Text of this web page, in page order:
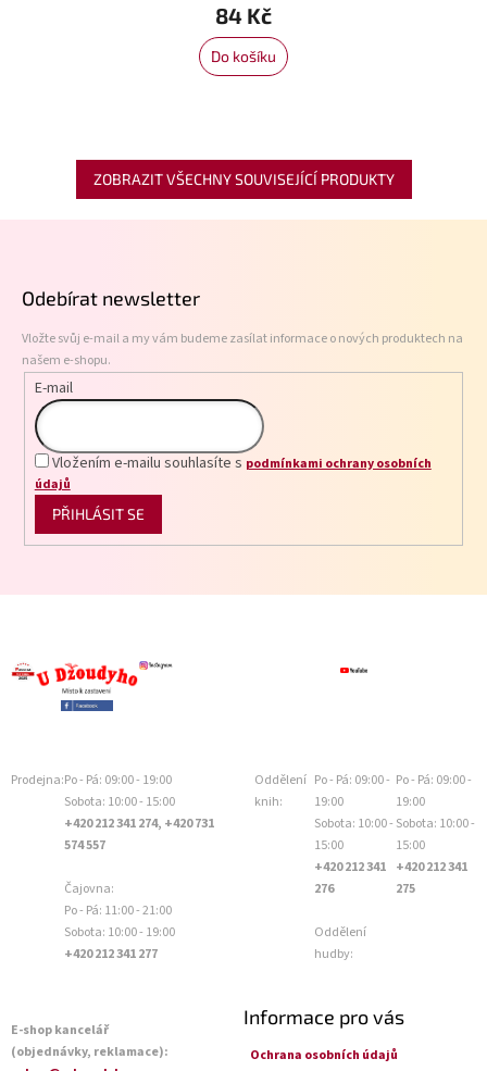
84 Kč
Do košíku
ZOBRAZIT VŠECHNY SOUVISEJÍCÍ PRODUKTY
Odebírat newsletter
Vložte svůj e-mail a my vám budeme zasílat informace o nových produktech na
našem e-shopu.
E-mail
Vložením e-mailu souhlasíte s podmínkami ochrany osobních
údajů
PŘIHLÁSIT SE
Prodejna:Po - Pá: 09:00 - 19:00
Sobota: 10:00 - 15:00
+420 212 341 274, +420 731
574 557
Čajovna:
Po - Pá: 11:00 - 21:00
Sobota: 10:00 - 19:00
+420 212 341 277
Oddělení
knih:
Po - Pá: 09:00 -
19:00
Sobota: 10:00 -
15:00
+420 212 341
276
Oddělení
hudby:
Po - Pá: 09:00 -
19:00
Sobota: 10:00 -
15:00
+420 212 341
275
E-shop kancelář
(objednávky, reklamace):
Informace pro vás
Ochrana osobních údajů